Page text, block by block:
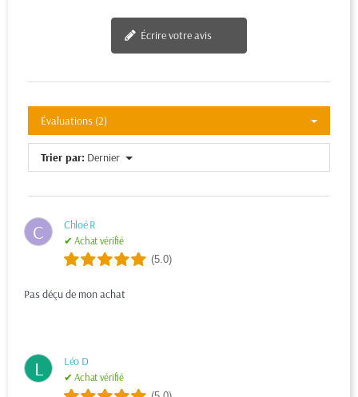
Écrire votre avis
Évaluations (2)
Trier par: Dernier
C Chloé R
✔ Achat vérifié
(5.0)
Pas déçu de mon achat
L Léo D
✔ Achat vérifié